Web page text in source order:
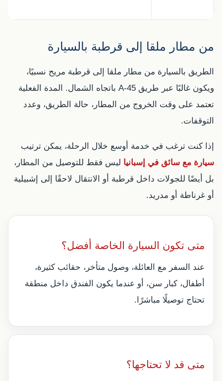
من مطار ملقا إلى قرطبة بالسيارة
الطريق بالسيارة من مطار ملقا إلى قرطبة مريح نسبيًا،
ويكون غالبًا عبر طريق A-45 باتجاه الشمال. المدة الفعلية
تعتمد على وقت الخروج من المطار، حالة الطريق، وعدد
التوقفات.
إذا كنت ترغب في خدمة أوسع خلال الرحلة، يمكن ترتيب
سيارة مع سائق في إسبانيا ليس فقط للتوصيل من المطار،
بل أيضًا للجولات داخل قرطبة أو الانتقال لاحقًا إلى إشبيلية
أو غرناطة أو مدريد.
متى تكون السيارة الخاصة أفضل؟
عند السفر مع العائلة، وصول متأخر، حقائب كثيرة،
أطفال، كبار سن، أو عندما يكون الفندق داخل منطقة
تحتاج توصيلًا مباشرًا.
متى قد لا تحتاجها؟